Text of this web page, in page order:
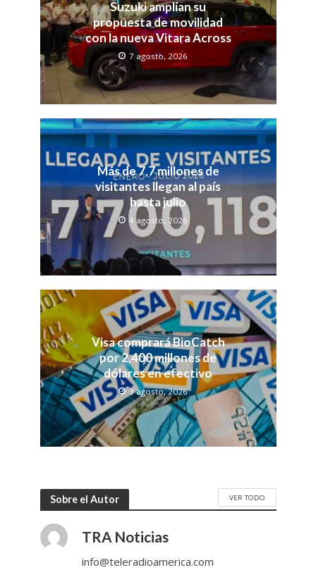
Suzuki amplían su
propuesta de movilidad
con la nueva Vitara Across
7 agosto, 2026
Más de 7,7 millones de
visitantes llegan al país
hasta julio
4 agosto, 2026
Visa comprará BioCatch
por 2,400 millones de
dólares en efectivo
3 agosto, 2026
Sobre el Autor VER TODO
TRA Noticias
info@teleradioamerica.com